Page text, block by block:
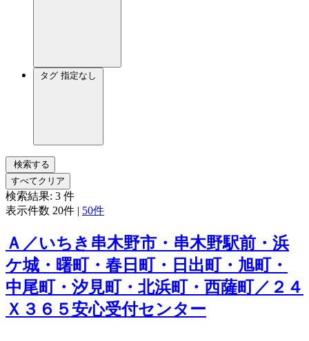
タグ 指定なし
検索する
すべてクリア
検索結果: 3 件
表示件数 20件 | 50件
Ａ／いちき串木野市・串木野駅前・浜
ケ城・曙町・春日町・日出町・旭町・
中尾町・汐見町・北浜町・西薩町／２４
Ｘ３６５安心受付センター